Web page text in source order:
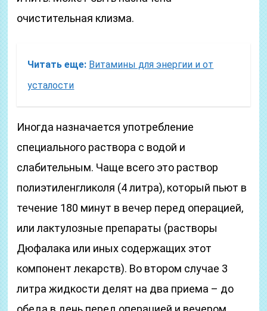
очистительная клизма.
Читать еще: Витамины для энергии и от
усталости
Иногда назначается употребление
специального раствора с водой и
слабительным. Чаще всего это раствор
полиэтиленгликоля (4 литра), который пьют в
течение 180 минут в вечер перед операцией,
или лактулозные препараты (растворы
Дюфалака или иных содержащих этот
компонент лекарств). Во втором случае 3
литра жидкости делят на два приема – до